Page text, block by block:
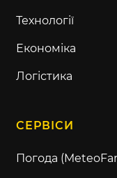
Технології
Економіка
Логістика
СЕРВІСИ
Погода